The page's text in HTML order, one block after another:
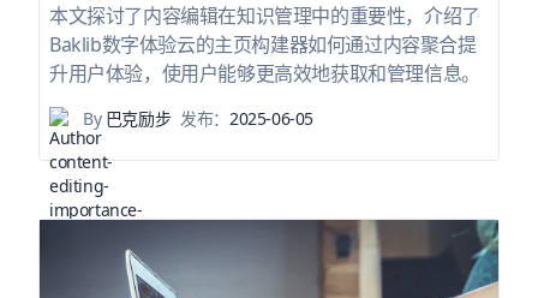
本文探讨了内容编辑在知识管理中的重要性，介绍了
Baklib数字体验云的主页构建器如何通过内容聚合提
升用户体验，使用户能够更高效地获取和管理信息。
By巴克励步 发布： 2025-06-05